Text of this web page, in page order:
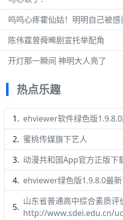
呜呜心疼霍仙姑！明明自己被
陈伟霆曾舜晞剧宣托举配角
开灯那一瞬间 神明大人亮了
热点乐趣
ehviewer软件绿色版
蜜桃传媒旗下艺人
动漫共和国App官方正版下
ehviewer绿色版1.9.8.0最
山东省普通高中综合素质评
http://www.sdei.edu.cn/